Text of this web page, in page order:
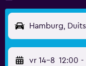
vr 14-8 12:00 -